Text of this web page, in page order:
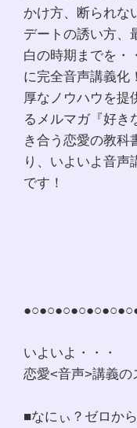
かけ方、断られな
デートの誘い方、
白の時期までを・
に完全音声講義化
厚なノウハウを提
るメルマガ『好き
き合う恋愛の教科
り、いよいよ音声
です！
いよいよ・・・
恋愛<音声>講義の
■なにぃ？ゼロか